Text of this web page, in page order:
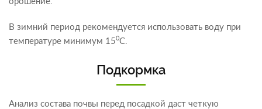
В зимний период рекомендуется использовать воду при
температуре минимум 150С.
Подкормка
Анализ состава почвы перед посадкой даст четкую